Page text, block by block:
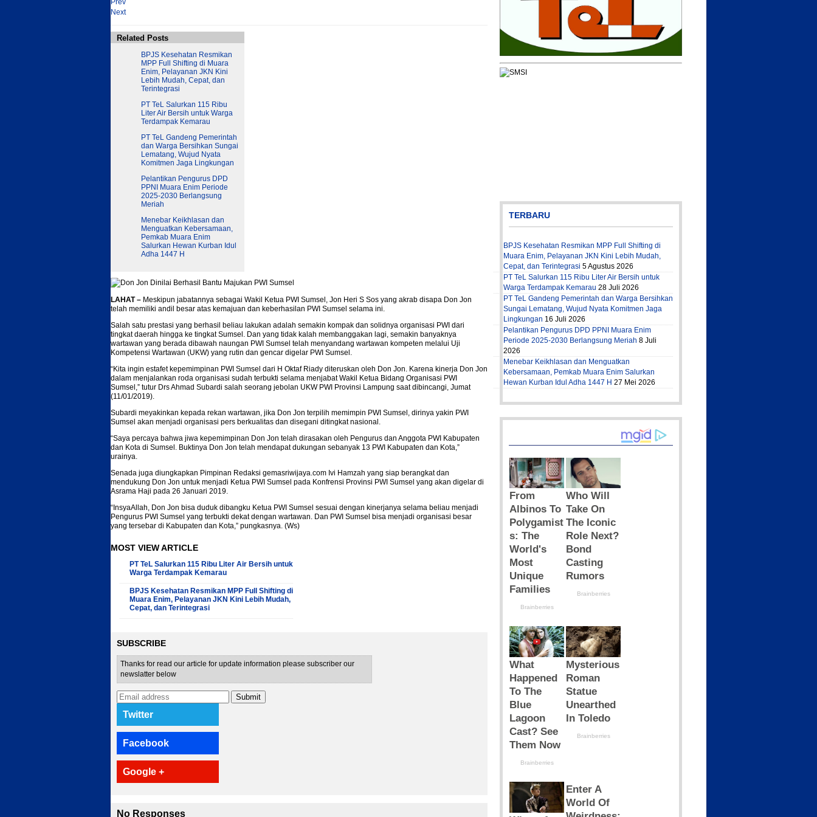
Prev
Next
Related Posts
BPJS Kesehatan Resmikan
MPP Full Shifting di Muara
Enim, Pelayanan JKN Kini
Lebih Mudah, Cepat, dan
Terintegrasi
PT TeL Salurkan 115 Ribu
Liter Air Bersih untuk Warga
Terdampak Kemarau
PT TeL Gandeng Pemerintah
dan Warga Bersihkan Sungai
Lematang, Wujud Nyata
Komitmen Jaga Lingkungan
Pelantikan Pengurus DPD
PPNI Muara Enim Periode
2025-2030 Berlangsung
Meriah
Menebar Keikhlasan dan
Menguatkan Kebersamaan,
Pemkab Muara Enim
Salurkan Hewan Kurban Idul
Adha 1447 H
LAHAT – Meskipun jabatannya sebagai Wakil Ketua PWI Sumsel, Jon Heri S Sos yang akrab disapa Don Jon
telah memiliki andil besar atas kemajuan dan keberhasilan PWI Sumsel selama ini.
Salah satu prestasi yang berhasil beliau lakukan adalah semakin kompak dan solidnya organisasi PWI dari
tingkat daerah hingga ke tingkat Sumsel. Dan yang tidak kalah membanggakan lagi, semakin banyaknya
wartawan yang berada dibawah naungan PWI Sumsel telah menyandang wartawan kompeten melalui Uji
Kompetensi Wartawan (UKW) yang rutin dan gencar digelar PWI Sumsel.
“Kita ingin estafet kepemimpinan PWI Sumsel dari H Oktaf Riady diteruskan oleh Don Jon. Karena kinerja Don Jon
dalam menjalankan roda organisasi sudah terbukti selama menjabat Wakil Ketua Bidang Organisasi PWI
Sumsel,” tutur Drs Ahmad Subardi salah seorang jebolan UKW PWI Provinsi Lampung saat dibincangi, Jumat
(11/01/2019).
Subardi meyakinkan kepada rekan wartawan, jika Don Jon terpilih memimpin PWI Sumsel, dirinya yakin PWI
Sumsel akan menjadi organisasi pers berkualitas dan disegani ditingkat nasional.
“Saya percaya bahwa jiwa kepemimpinan Don Jon telah dirasakan oleh Pengurus dan Anggota PWI Kabupaten
dan Kota di Sumsel. Buktinya Don Jon telah mendapat dukungan sebanyak 13 PWI Kabupaten dan Kota,”
urainya.
Senada juga diungkapkan Pimpinan Redaksi gemasriwijaya.com Ivi Hamzah yang siap berangkat dan
mendukung Don Jon untuk menjadi Ketua PWI Sumsel pada Konfrensi Provinsi PWI Sumsel yang akan digelar di
Asrama Haji pada 26 Januari 2019.
“InsyaAllah, Don Jon bisa duduk dibangku Ketua PWI Sumsel sesuai dengan kinerjanya selama beliau menjadi
Pengurus PWI Sumsel yang terbukti dekat dengan wartawan. Dan PWI Sumsel bisa menjadi organisasi besar
yang tersebar di Kabupaten dan Kota,” pungkasnya. (Ws)
MOST VIEW ARTICLE
PT TeL Salurkan 115 Ribu Liter Air Bersih untuk
Warga Terdampak Kemarau
BPJS Kesehatan Resmikan MPP Full Shifting di
Muara Enim, Pelayanan JKN Kini Lebih Mudah,
Cepat, dan Terintegrasi
SUBSCRIBE
Thanks for read our article for update information please subscriber our
newslatter below
Submit
Twitter
Facebook
Google +
No Responses
TERBARU
BPJS Kesehatan Resmikan MPP Full Shifting di
Muara Enim, Pelayanan JKN Kini Lebih Mudah,
Cepat, dan Terintegrasi 5 Agustus 2026
PT TeL Salurkan 115 Ribu Liter Air Bersih untuk
Warga Terdampak Kemarau 28 Juli 2026
PT TeL Gandeng Pemerintah dan Warga Bersihkan
Sungai Lematang, Wujud Nyata Komitmen Jaga
Lingkungan 16 Juli 2026
Pelantikan Pengurus DPD PPNI Muara Enim
Periode 2025-2030 Berlangsung Meriah 8 Juli
2026
Menebar Keikhlasan dan Menguatkan
Kebersamaan, Pemkab Muara Enim Salurkan
Hewan Kurban Idul Adha 1447 H 27 Mei 2026